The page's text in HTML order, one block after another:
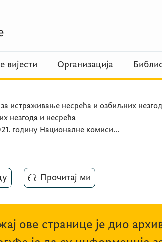
вијести Организација
истраживање несрећа и озбиљних
незгода и несрећа
годину Националне комиси...
Прочитај ми
ове странице је дио